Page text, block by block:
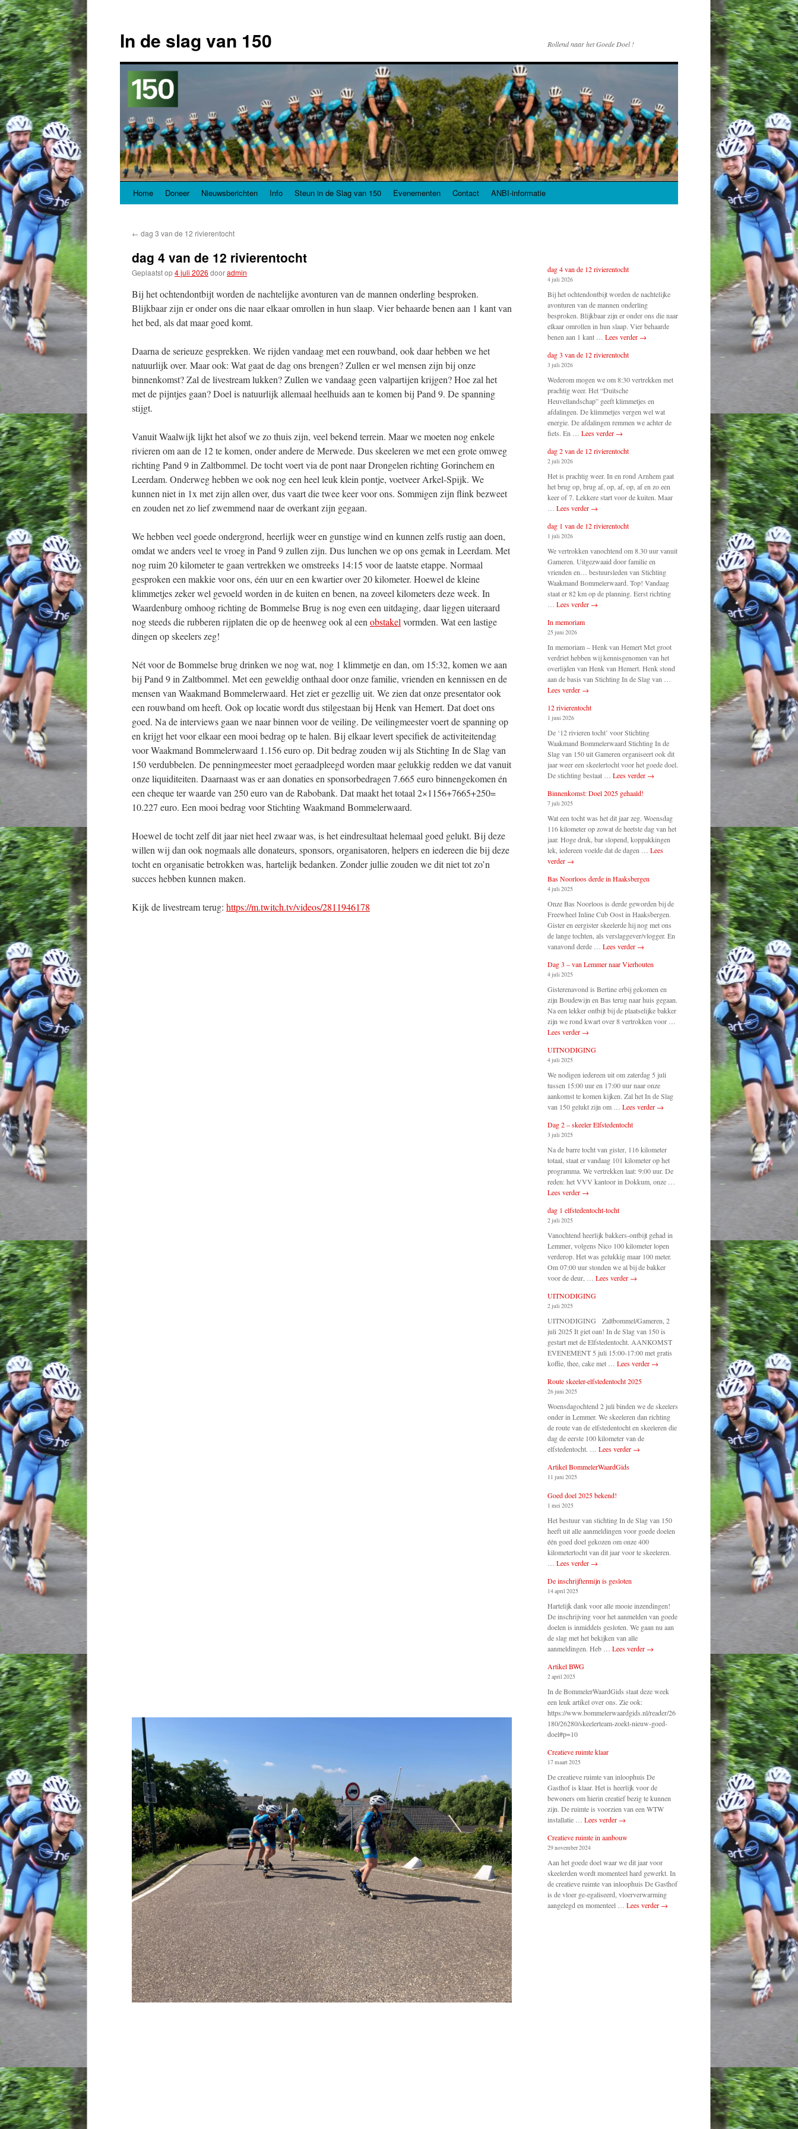
In de slag van 150 Rollend naar het Goede Doel !
Spring
inhoud
Home Doneer Nieuwsberichten Info Steun in de Slag van 150 Evenementen Contact ANBI-informatie
← dag 3 van de 12 rivierentocht
dag 4 van de 12 rivierentocht
Geplaatst op4 juli 2026 dooradmin
Bij het ochtendontbijt worden de nachtelijke avonturen van de mannen onderling besproken.
Blijkbaar zijn er onder ons die naar elkaar omrollen in hun slaap. Vier behaarde benen aan 1 kant van
het bed, als dat maar goed komt.
Daarna de serieuze gesprekken. We rijden vandaag met een rouwband, ook daar hebben we het
natuurlijk over. Maar ook: Wat gaat de dag ons brengen? Zullen er wel mensen zijn bij onze
binnenkomst? Zal de livestream lukken? Zullen we vandaag geen valpartijen krijgen? Hoe zal het
met de pijntjes gaan? Doel is natuurlijk allemaal heelhuids aan te komen bij Pand 9. De spanning
stijgt.
Vanuit Waalwijk lijkt het alsof we zo thuis zijn, veel bekend terrein. Maar we moeten nog enkele
rivieren om aan de 12 te komen, onder andere de Merwede. Dus skeeleren we met een grote omweg
richting Pand 9 in Zaltbommel. De tocht voert via de pont naar Drongelen richting Gorinchem en
Leerdam. Onderweg hebben we ook nog een heel leuk klein pontje, voetveer Arkel-Spijk. We
kunnen niet in 1x met zijn allen over, dus vaart die twee keer voor ons. Sommigen zijn flink bezweet
en zouden net zo lief zwemmend naar de overkant zijn gegaan.
We hebben veel goede ondergrond, heerlijk weer en gunstige wind en kunnen zelfs rustig aan doen,
omdat we anders veel te vroeg in Pand 9 zullen zijn. Dus lunchen we op ons gemak in Leerdam. Met
nog ruim 20 kilometer te gaan vertrekken we omstreeks 14:15 voor de laatste etappe. Normaal
gesproken een makkie voor ons, één uur en een kwartier over 20 kilometer. Hoewel de kleine
klimmetjes zeker wel gevoeld worden in de kuiten en benen, na zoveel kilometers deze week. In
Waardenburg omhoog richting de Bommelse Brug is nog even een uitdaging, daar liggen uiteraard
nog steeds die rubberen rijplaten die op de heenweg ook al een obstakel vormden. Wat een lastige
dingen op skeelers zeg!
Nét voor de Bommelse brug drinken we nog wat, nog 1 klimmetje en dan, om 15:32, komen we aan
bij Pand 9 in Zaltbommel. Met een geweldig onthaal door onze familie, vrienden en kennissen en de
mensen van Waakmand Bommelerwaard. Het ziet er gezellig uit. We zien dat onze presentator ook
een rouwband om heeft. Ook op locatie wordt dus stilgestaan bij Henk van Hemert. Dat doet ons
goed. Na de interviews gaan we naar binnen voor de veiling. De veilingmeester voert de spanning op
en krijgt het voor elkaar een mooi bedrag op te halen. Bij elkaar levert specifiek de activiteitendag
voor Waakmand Bommelerwaard 1.156 euro op. Dit bedrag zouden wij als Stichting In de Slag van
150 verdubbelen. De penningmeester moet geraadpleegd worden maar gelukkig redden we dat vanuit
onze liquiditeiten. Daarnaast was er aan donaties en sponsorbedragen 7.665 euro binnengekomen én
een cheque ter waarde van 250 euro van de Rabobank. Dat maakt het totaal 2×1156+7665+250=
10.227 euro. Een mooi bedrag voor Stichting Waakmand Bommelerwaard.
Hoewel de tocht zelf dit jaar niet heel zwaar was, is het eindresultaat helemaal goed gelukt. Bij deze
willen wij dan ook nogmaals alle donateurs, sponsors, organisatoren, helpers en iedereen die bij deze
tocht en organisatie betrokken was, hartelijk bedanken. Zonder jullie zouden we dit niet tot zo’n
succes hebben kunnen maken.
Kijk de livestream terug: https://m.twitch.tv/videos/2811946178
dag 4 van de 12 rivierentocht
4 juli 2026
Bij het ochtendontbijt worden de nachtelijke
avonturen van de mannen onderling
besproken. Blijkbaar zijn er onder ons die naar
elkaar omrollen in hun slaap. Vier behaarde
benen aan 1 kant … Lees verder →
dag 3 van de 12 rivierentocht
3 juli 2026
Wederom mogen we om 8:30 vertrekken met
prachtig weer. Het “Duitsche
Heuvellandschap” geeft klimmetjes en
afdalingen. De klimmetjes vergen wel wat
energie. De afdalingen remmen we achter de
fiets. En … Lees verder →
dag 2 van de 12 rivierentocht
2 juli 2026
Het is prachtig weer. In en rond Arnhem gaat
het brug op, brug af, op, af, op, af en zo een
keer of 7. Lekkere start voor de kuiten. Maar
Lees verder →
dag 1 van de 12 rivierentocht
1 juli 2026
We vertrokken vanochtend om 8.30 uur vanuit
Gameren. Uitgezwaaid door familie en
vrienden en… bestuursleden van Stichting
Waakmand Bommelerwaard. Top! Vandaag
staat er 82 km op de planning. Eerst richting
Lees verder →
In memoriam
25 juni 2026
In memoriam – Henk van Hemert Met groot
verdriet hebben wij kennisgenomen van het
overlijden van Henk van Hemert. Henk stond
aan de basis van Stichting In de Slag van …
Lees verder →
12 rivierentocht
1 juni 2026
De ‘12 rivieren tocht’ voor Stichting
Waakmand Bommelerwaard Stichting In de
Slag van 150 uit Gameren organiseert ook dit
jaar weer een skeelertocht voor het goede doel.
De stichting bestaat … Lees verder →
Binnenkomst: Doel 2025 gehaald!
7 juli 2025
Wat een tocht was het dit jaar zeg. Woensdag
116 kilometer op zowat de heetste dag van het
jaar. Hoge druk, bar slopend, koppakkingen
lek, iedereen voelde dat de dagen … Lees
verder →
Bas Noorloos derde in Haaksbergen
4 juli 2025
Onze Bas Noorloos is derde geworden bij de
Freewheel Inline Cub Oost in Haaksbergen.
Gister en eergister skeelerde hij nog met ons
de lange tochten, als verslaggever/vlogger. En
vanavond derde … Lees verder →
Dag 3 – van Lemmer naar Vierhouten
4 juli 2025
Gisterenavond is Bertine erbij gekomen en
zijn Boudewijn en Bas terug naar huis gegaan.
Na een lekker ontbijt bij de plaatselijke bakker
zijn we rond kwart over 8 vertrokken voor …
Lees verder →
UITNODIGING
4 juli 2025
We nodigen iedereen uit om zaterdag 5 juli
tussen 15:00 uur en 17:00 uur naar onze
aankomst te komen kijken. Zal het In de Slag
van 150 gelukt zijn om … Lees verder →
Dag 2 – skeeler Elfstedentocht
3 juli 2025
Na de barre tocht van gister, 116 kilometer
totaal, staat er vandaag 101 kilometer op het
programma. We vertrekken laat: 9:00 uur. De
reden: het VVV kantoor in Dokkum, onze …
Lees verder →
dag 1 elfstedentocht-tocht
2 juli 2025
Vanochtend heerlijk bakkers-ontbijt gehad in
Lemmer, volgens Nico 100 kilometer lopen
verderop. Het was gelukkig maar 100 meter.
Om 07:00 uur stonden we al bij de bakker
voor de deur, … Lees verder →
UITNODIGING
2 juli 2025
UITNODIGING Zaltbommel/Gameren, 2
juli 2025 It giet oan! In de Slag van 150 is
gestart met de Elfstedentocht. AANKOMST
EVENEMENT 5 juli 15:00-17:00 met gratis
koffie, thee, cake met … Lees verder →
Route skeeler-elfstedentocht 2025
26 juni 2025
Woensdagochtend 2 juli binden we de skeelers
onder in Lemmer. We skeeleren dan richting
de route van de elfstedentocht en skeeleren die
dag de eerste 100 kilometer van de
elfstedentocht. … Lees verder →
Artikel BommelerWaardGids
11 juni 2025
Goed doel 2025 bekend!
1 mei 2025
Het bestuur van stichting In de Slag van 150
heeft uit alle aanmeldingen voor goede doelen
één goed doel gekozen om onze 400
kilometertocht van dit jaar voor te skeeleren.
Lees verder →
De inschrijftermijn is gesloten
14 april 2025
Hartelijk dank voor alle mooie inzendingen!
De inschrijving voor het aanmelden van goede
doelen is inmiddels gesloten. We gaan nu aan
de slag met het bekijken van alle
aanmeldingen. Heb … Lees verder →
Artikel BWG
2 april 2025
In de BommelerWaardGids staat deze week
een leuk artikel over ons. Zie ook:
https://www.bommelerwaardgids.nl/reader/26
180/26280/skeelerteam-zoekt-nieuw-goed-
doel#p=10
Creatieve ruimte klaar
17 maart 2025
De creatieve ruimte van inloophuis De
Gasthof is klaar. Het is heerlijk voor de
bewoners om hierin creatief bezig te kunnen
zijn. De ruimte is voorzien van een WTW
installatie … Lees verder →
Creatieve ruimte in aanbouw
29 november 2024
Aan het goede doel waar we dit jaar voor
skeelerden wordt momenteel hard gewerkt. In
de creatieve ruimte van inloophuis De Gasthof
is de vloer ge-egaliseerd, vloerverwarming
aangelegd en momenteel … Lees verder →